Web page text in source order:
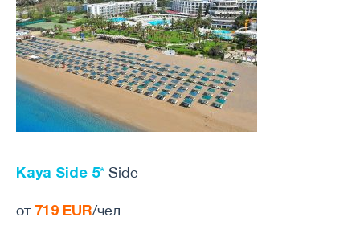
Kaya Side 5* Side
от 719 EUR/чел